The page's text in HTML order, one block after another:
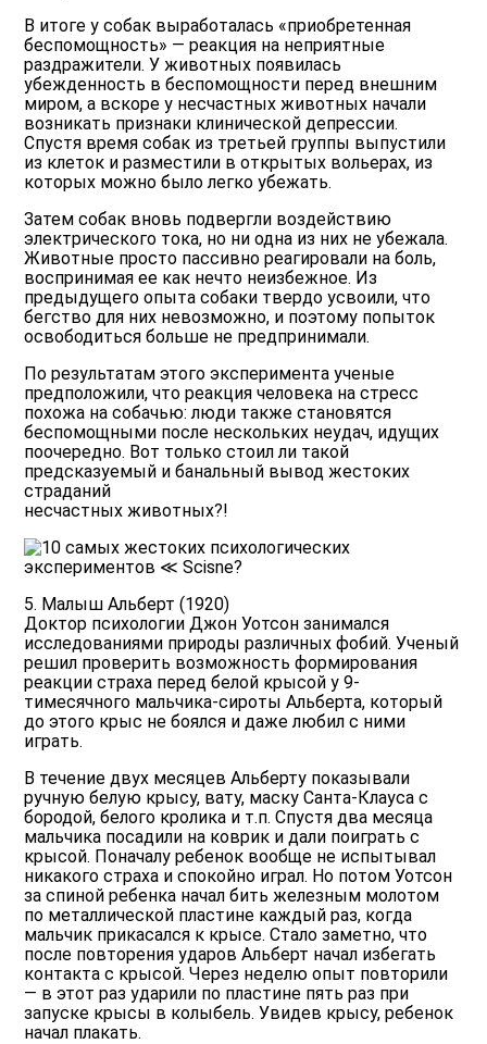
В итоге у собак выработалась «приобретенная
беспомощность» — реакция на неприятные
раздражители. У животных появилась
убежденность в беспомощности перед внешним
миром, а вскоре у несчастных животных начали
возникать признаки клинической депрессии.
Спустя время собак из третьей группы выпустили
из клеток и разместили в открытых вольерах, из
которых можно было легко убежать.
Затем собак вновь подвергли воздействию
электрического тока, но ни одна из них не убежала.
Животные просто пассивно реагировали на боль,
воспринимая ее как нечто неизбежное. Из
предыдущего опыта собаки твердо усвоили, что
бегство для них невозможно, и поэтому попыток
освободиться больше не предпринимали.
По результатам этого эксперимента ученые
предположили, что реакция человека на стресс
похожа на собачью: люди также становятся
беспомощными после нескольких неудач, идущих
поочередно. Вот только стоил ли такой
предсказуемый и банальный вывод жестоких
страданий
несчастных животных?!
5. Малыш Альберт (1920)
Доктор психологии Джон Уотсон занимался
исследованиями природы различных фобий. Ученый
решил проверить возможность формирования
реакции страха перед белой крысой у 9-
тимесячного мальчика-сироты Альберта, который
до этого крыс не боялся и даже любил с ними
играть.
В течение двух месяцев Альберту показывали
ручную белую крысу, вату, маску Санта-Клауса с
бородой, белого кролика и т.п. Спустя два месяца
мальчика посадили на коврик и дали поиграть с
крысой. Поначалу ребенок вообще не испытывал
никакого страха и спокойно играл. Но потом Уотсон
за спиной ребенка начал бить железным молотом
по металлической пластине каждый раз, когда
мальчик прикасался к крысе. Стало заметно, что
после повторения ударов Альберт начал избегать
контакта с крысой. Через неделю опыт повторили
— в этот раз ударили по пластине пять раз при
запуске крысы в колыбель. Увидев крысу, ребенок
начал плакать.